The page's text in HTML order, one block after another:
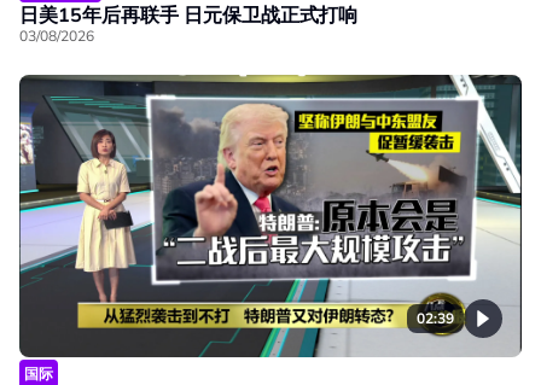
日美15年后再联手 日元保卫战正式打响
03/08/2026
02:39
国际